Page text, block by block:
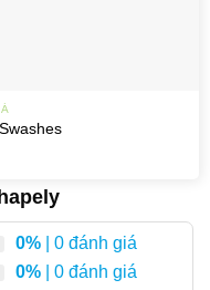
0% | 0 đánh giá
0% | 0 đánh giá